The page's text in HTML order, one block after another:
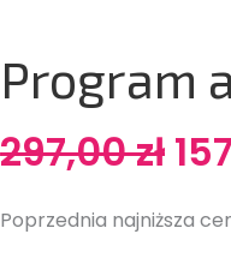
Program
297,00zł
Poprzednia najniższa